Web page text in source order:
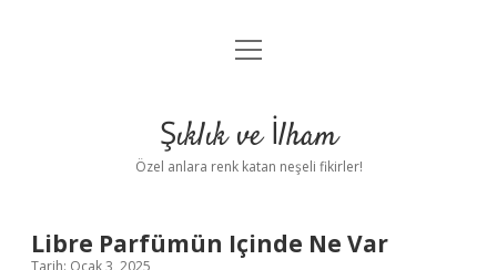
Anasayfa
Yasal Uyarı
menüyü
Şıklık ve İlham
Özel anlara renk katan neşeli fikirler!
Libre Parfümün Içinde Ne Var
Tarih: Ocak 3, 2025